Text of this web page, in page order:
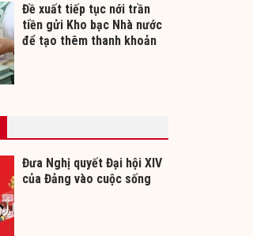
Đề xuất tiếp tục nới trần
tiền gửi Kho bạc Nhà nước
để tạo thêm thanh khoản
Đưa Nghị quyết Đại hội XIV
của Đảng vào cuộc sống